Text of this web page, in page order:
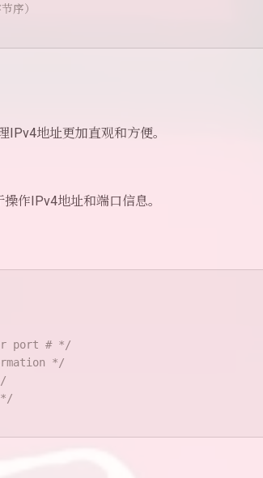
序）
地址更加直观和方便。
作IPv4地址和端口信息。
port # */
*/